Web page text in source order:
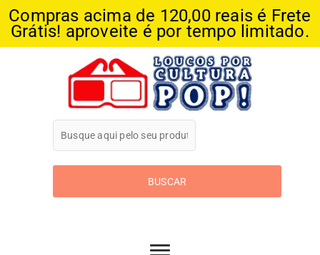
Compras acima de 120,00 reais é Frete
Grátis! aproveite é por tempo limitado.
Loucos Por
Cultura Pop